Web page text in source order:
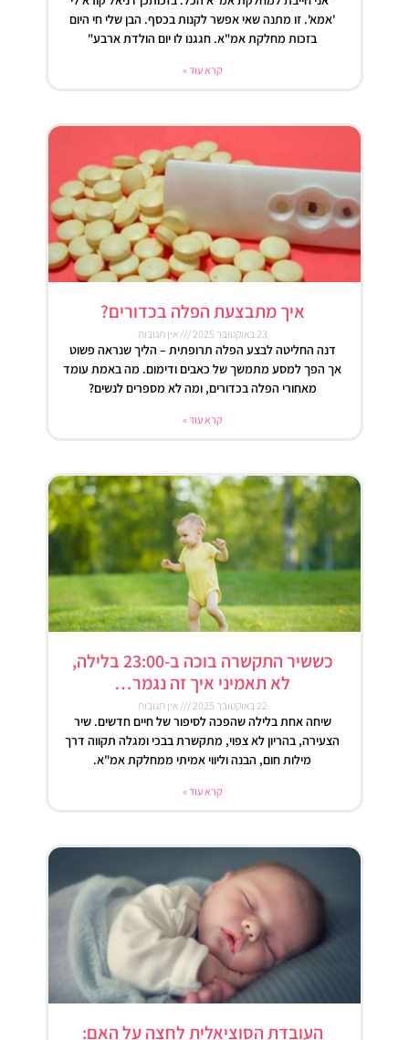
'אמא'. זו מתנה שאי אפשר לקנות בכסף. הבן שלי חי היום
בזכות מחלקת אמ"א. חגגנו לו יום הולדת ארבע"
קרא עוד »
איך מתבצעת הפלה בכדורים?
23 באוקטובר 2025 אין תגובות
דנה החליטה לבצע הפלה תרופתית – הליך שנראה פשוט
אך הפך למסע מתמשך של כאבים ודימום. מה באמת עומד
מאחורי הפלה בכדורים, ומה לא מספרים לנשים?
קרא עוד »
כששיר התקשרה בוכה ב-23:00 בלילה,
לא תאמיני איך זה נגמר…
22 באוקטובר 2025 אין תגובות
שיחה אחת בלילה שהפכה לסיפור של חיים חדשים. שיר
הצעירה, בהריון לא צפוי, מתקשרת בבכי ומגלה תקווה דרך
מילות חום, הבנה וליווי אמיתי ממחלקת אמ"א.
קרא עוד »
העובדת הסוציאלית לחצה על האם: